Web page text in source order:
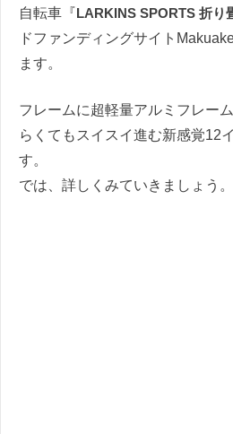
自転車『LARKINS SPORTS 折り
ドファンディングサイト
ます。
フレームに超軽量アルミフレー
らくてもスイスイ進む新感覚12
す。
では、詳しくみていきましょう。